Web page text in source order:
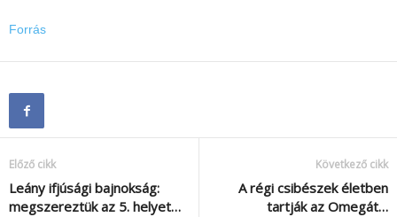
Forrás
Előző cikk
Leány ifjúsági bajnokság:
megszereztük az 5. helyet…
Következő cikk
A régi csibészek életben
tartják az Omegát…